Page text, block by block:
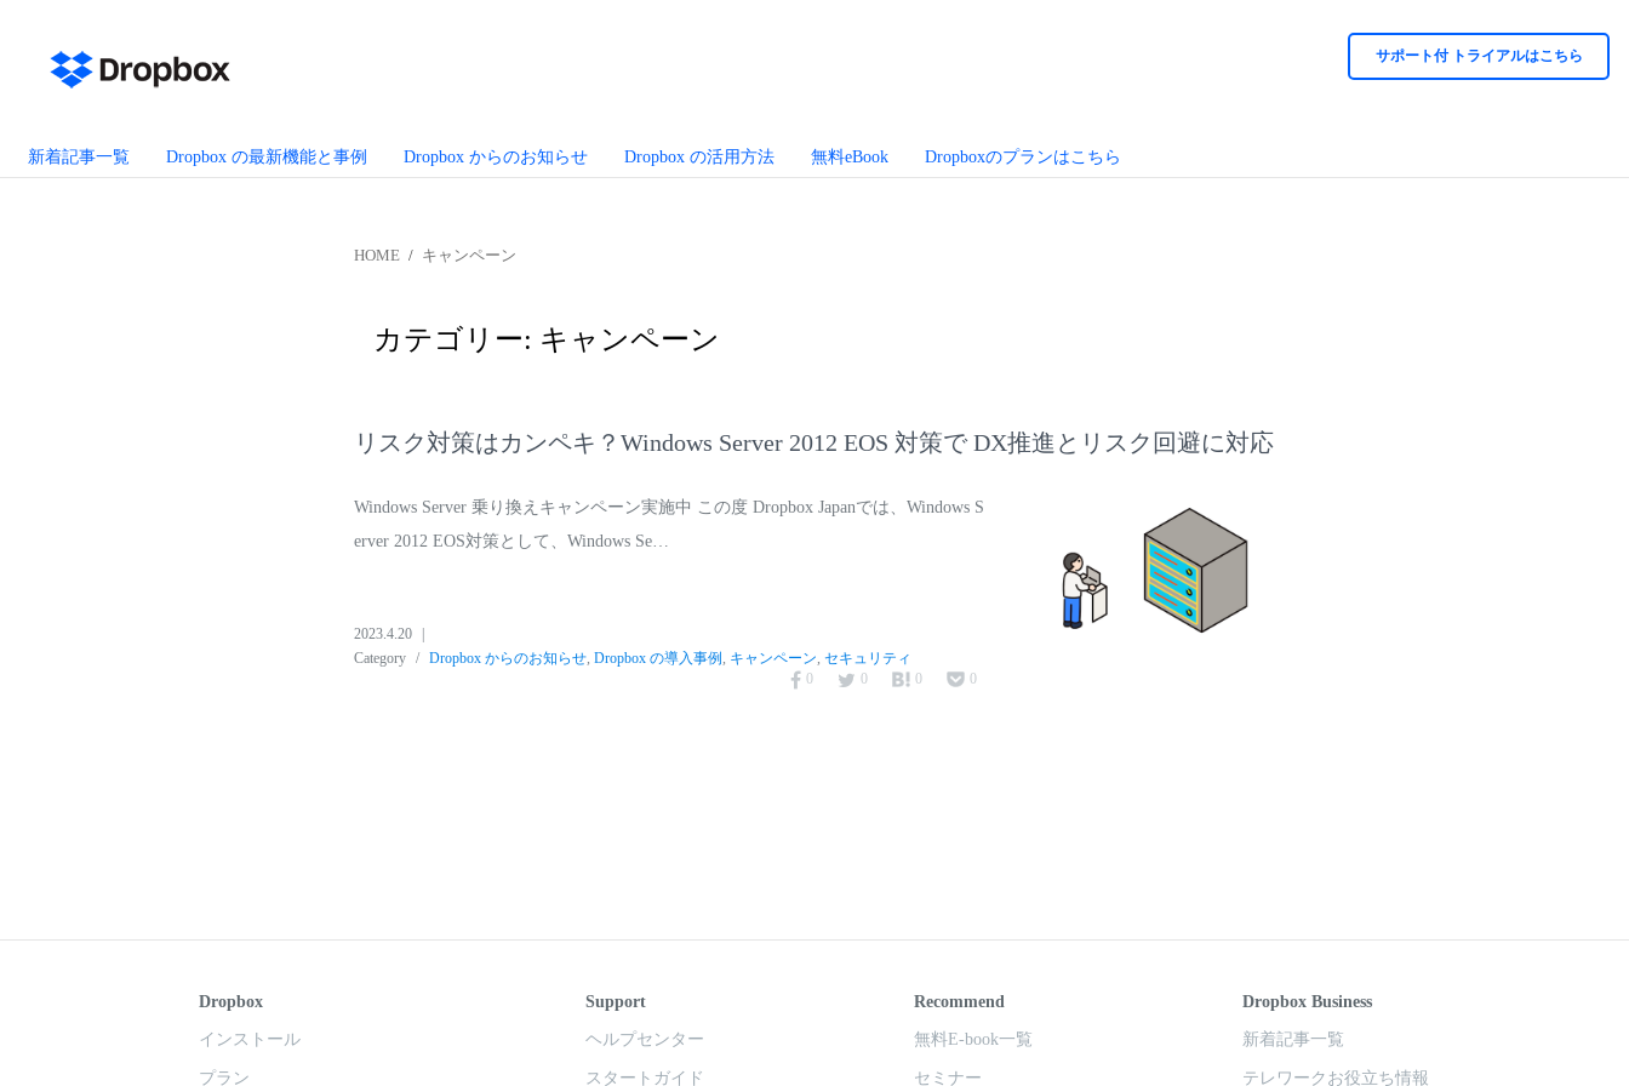
サポート付 トライアルはこちら
新着記事一覧 Dropbox の最新機能と事例 Dropbox からのお知らせ Dropbox の活用方法 無料eBook Dropboxのプランはこちら
HOME キャンペーン
カテゴリー: キャンペーン
リスク対策はカンペキ？Windows Server 2012 EOS 対策で DX推進とリスク回避に対応
Windows Server 乗り換えキャンペーン実施中 この度 Dropbox Japanでは、Windows S
erver 2012 EOS対策として、Windows Se…
2023.4.20
Category
Dropbox からのお知らせ, Dropbox の導入事例 , キャンペーン, セキュリティ
0
0 0 0
Dropbox
インストール
プラン
Support
ヘルプセンター
スタートガイド
Recommend
無料E-book一覧
セミナー
Dropbox Business
新着記事一覧
テレワークお役立ち情報